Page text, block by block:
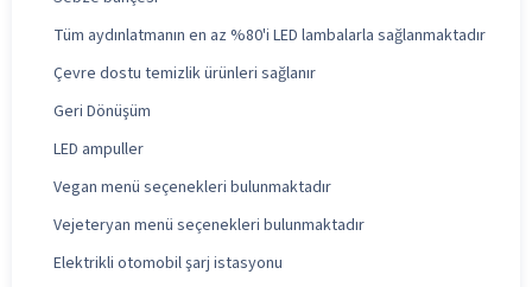
Tüm aydınlatmanın en az %80'i LED lambalarla sağlanmaktadır
Çevre dostu temizlik ürünleri sağlanır
Geri Dönüşüm
LED ampuller
Vegan menü seçenekleri bulunmaktadır
Vejeteryan menü seçenekleri bulunmaktadır
Elektrikli otomobil şarj istasyonu